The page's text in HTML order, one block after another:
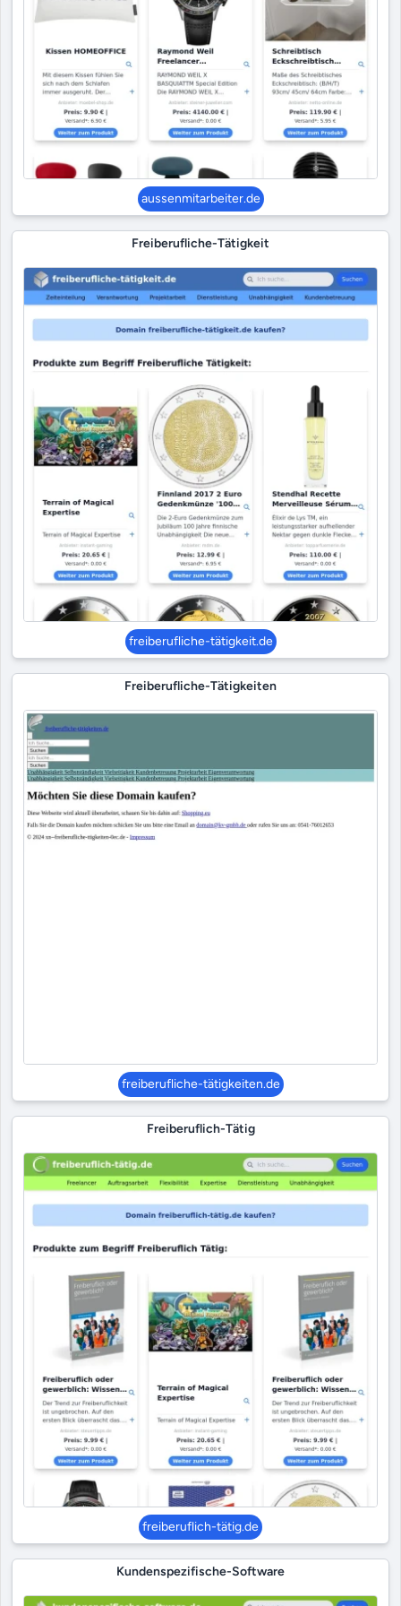
aussenmitarbeiter.de
Freiberufliche-Tätigkeit
freiberufliche-tätigkeit.de
Freiberufliche-Tätigkeiten
freiberufliche-tätigkeiten.de
Freiberuflich-Tätig
freiberuflich-tätig.de
Kundenspezifische-Software